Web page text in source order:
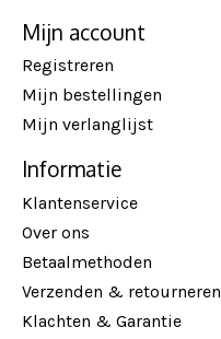
Mijn account
Registreren
Mijn bestellingen
Mijn verlanglijst
Informatie
Klantenservice
Over ons
Betaalmethoden
Verzenden & retourneren
Klachten & Garantie